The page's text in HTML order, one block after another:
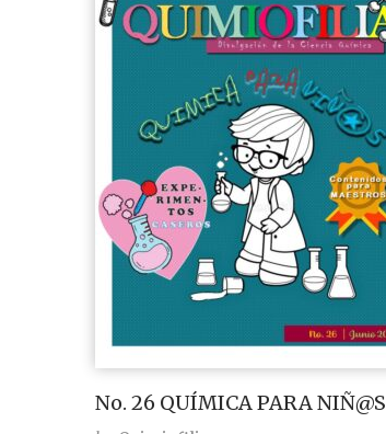
No. 26 QUÍMICA PARA NIÑ@S